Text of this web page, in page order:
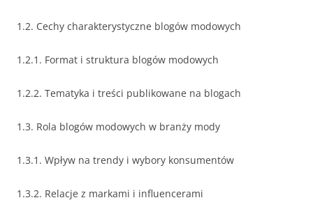
1.2. Cechy charakterystyczne blogów modowych
1.2.1. Format i struktura blogów modowych
1.2.2. Tematyka i treści publikowane na blogach
1.3. Rola blogów modowych w branży mody
1.3.1. Wpływ na trendy i wybory konsumentów
1.3.2. Relacje z markami i influencerami